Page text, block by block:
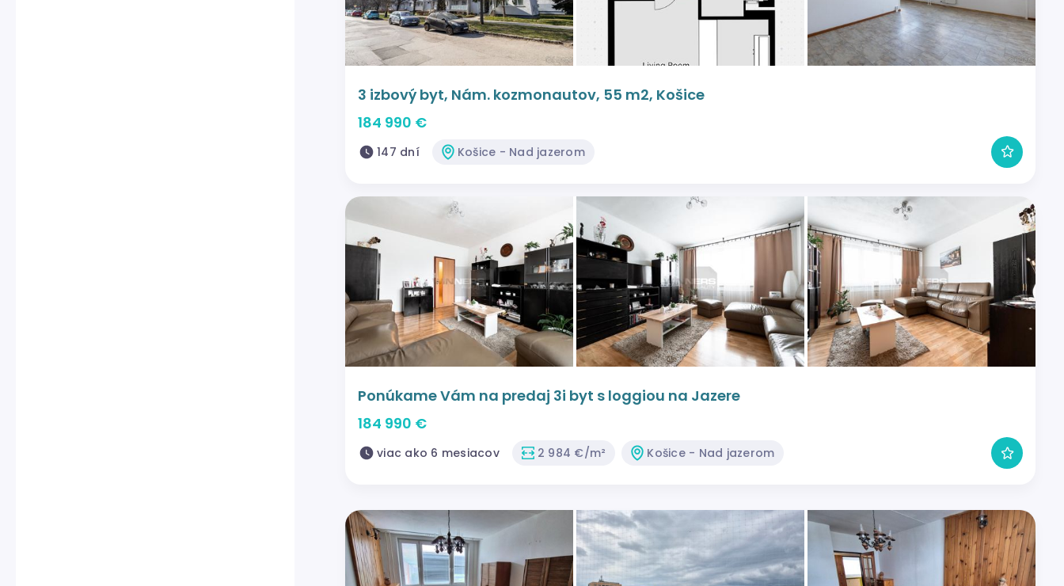
3 izbový byt, Nám. kozmonautov, 55 m2, Košice
184 990 €
147 dní Košice - Nad jazerom
Ponúkame Vám na predaj 3i byt s loggiou na Jazere
184 990 €
viac ako 6 mesiacov 2 984 €/m² Košice - Nad jazerom